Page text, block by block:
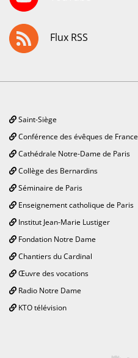
Flux RSS
Saint-Siège
Conférence des évêques de France
Cathédrale Notre-Dame de Paris
Collège des Bernardins
Séminaire de Paris
Enseignement catholique de Paris
Institut Jean-Marie Lustiger
Fondation Notre Dame
Chantiers du Cardinal
Œuvre des vocations
Radio Notre Dame
KTO télévision